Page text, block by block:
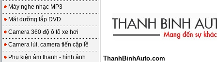
Máy nghe nhạc MP3
Mặt dưỡng lắp DVD
Camera 360 độ ô tô xe hơi
Camera lùi, camera tiến cập lề
Phụ kiện âm thanh - hình ảnh
ThanhBinhAuto.com